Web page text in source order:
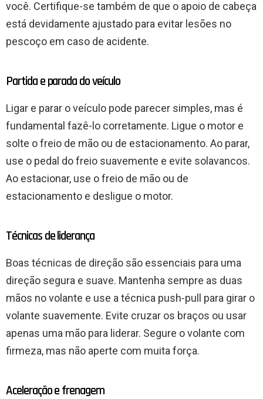
você. Certifique-se também de que o apoio de cabeça
está devidamente ajustado para evitar lesões no
pescoço em caso de acidente.
Partida e parada do veículo
Ligar e parar o veículo pode parecer simples, mas é
fundamental fazê-lo corretamente. Ligue o motor e
solte o freio de mão ou de estacionamento. Ao parar,
use o pedal do freio suavemente e evite solavancos.
Ao estacionar, use o freio de mão ou de
estacionamento e desligue o motor.
Técnicas de liderança
Boas técnicas de direção são essenciais para uma
direção segura e suave. Mantenha sempre as duas
mãos no volante e use a técnica push-pull para girar o
volante suavemente. Evite cruzar os braços ou usar
apenas uma mão para liderar. Segure o volante com
firmeza, mas não aperte com muita força.
Aceleração e frenagem